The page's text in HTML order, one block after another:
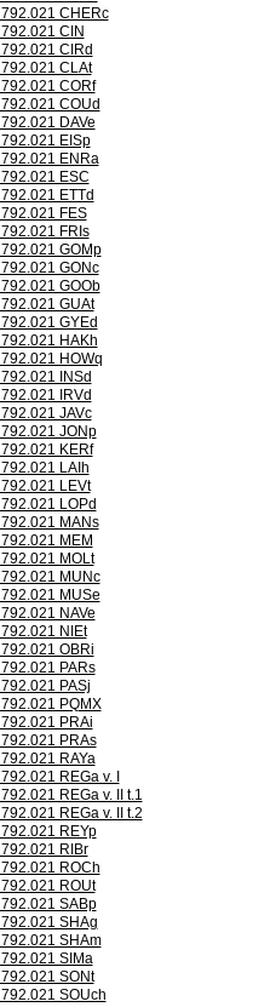
792.021 CHERc
792.021 CIN
792.021 CIRd
792.021 CLAt
792.021 CORf
792.021 COUd
792.021 DAVe
792.021 EISp
792.021 ENRa
792.021 ESC
792.021 ETTd
792.021 FES
792.021 FRIs
792.021 GOMp
792.021 GONc
792.021 GOOb
792.021 GUAt
792.021 GYEd
792.021 HAKh
792.021 HOWq
792.021 INSd
792.021 IRVd
792.021 JAVc
792.021 JONp
792.021 KERf
792.021 LAIh
792.021 LEVt
792.021 LOPd
792.021 MANs
792.021 MEM
792.021 MOLt
792.021 MUNc
792.021 MUSe
792.021 NAVe
792.021 NIEt
792.021 OBRi
792.021 PARs
792.021 PASj
792.021 PQMX
792.021 PRAi
792.021 PRAs
792.021 RAYa
792.021 REGa v. I
792.021 REGa v. II t.1
792.021 REGa v. II t.2
792.021 REYp
792.021 RIBr
792.021 ROCh
792.021 ROUt
792.021 SABp
792.021 SHAg
792.021 SHAm
792.021 SIMa
792.021 SONt
792.021 SOUch